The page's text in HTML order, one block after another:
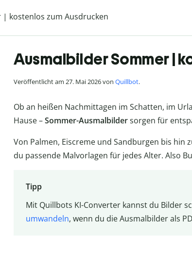
kostenlos zum Ausdrucken
Ausmalbilder Sommer |
Veröffentlicht am 27. Mai 2026 von Quillbot.
Ob an heißen Nachmittagen im Schatten, im
Hause –Sommer-Ausmalbildersorgen für
Von Palmen, Eiscreme und Sandburgen bis
du passende Malvorlagen für jedes Alter. Also
Tipp
Mit Quillbots KI-Converter kannst du Bilder
umwandeln, wenn du die Ausmalbilder als